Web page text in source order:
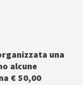
una
alcune
€ 50,00